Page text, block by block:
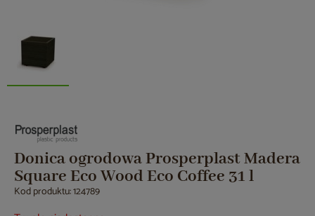
Donica ogrodowa Prosperplast Madera
Square Eco Wood Eco Coffee 31 l
Kod produktu: 124789